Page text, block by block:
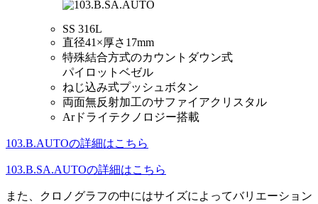
SS 316L
直径41×厚さ17mm
特殊結合方式のカウントダウン式
パイロットベゼル
ねじ込み式プッシュボタン
両面無反射加工のサファイアクリスタル
Arドライテクノロジー搭載
103.B.AUTOの詳細はこちら
103.B.SA.AUTOの詳細はこちら
また、クロノグラフの中にはサイズによってバリエーション